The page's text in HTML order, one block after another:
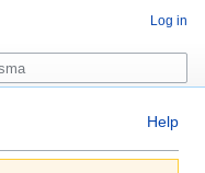
Help
Log in